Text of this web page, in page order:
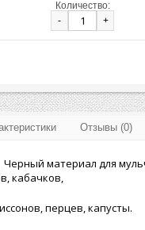
Количество:
-
+
Отзывы (0)
материал для
кабачков,
перцев, капусты.